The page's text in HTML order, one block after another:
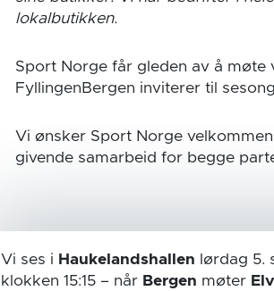
lokalbutikken.
Sport Norge får gleden av å
FyllingenBergen inviterer til
Vi ønsker Sport Norge
givende samarbeid for begge
Vi ses i Haukelandshallen lørdag 5.
klokken 15:15– når Bergen møter